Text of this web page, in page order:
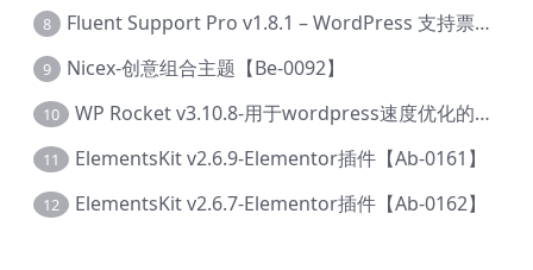
8 Fluent Support Pro v1.8.1 – WordPress 支持票务系统【Cc-0041】
9 Nicex-创意组合主题【Be-0092】
10 WP Rocket v3.10.8-用于wordpress速度优化的缓存加速插件【Cd-0019】
11 ElementsKit v2.6.9-Elementor插件【Ab-0161】
12 ElementsKit v2.6.7-Elementor插件【Ab-0162】